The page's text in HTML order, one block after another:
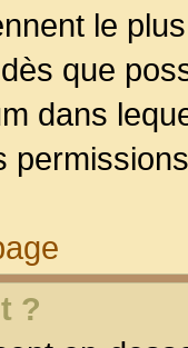
le
que
dans
?